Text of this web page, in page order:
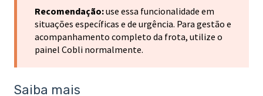
Recomendação:use essa funcionalidade em
situações específicas e de urgência. Para gestão e
acompanhamento completo da frota, utilize o
painel Cobli normalmente.
Saiba mais